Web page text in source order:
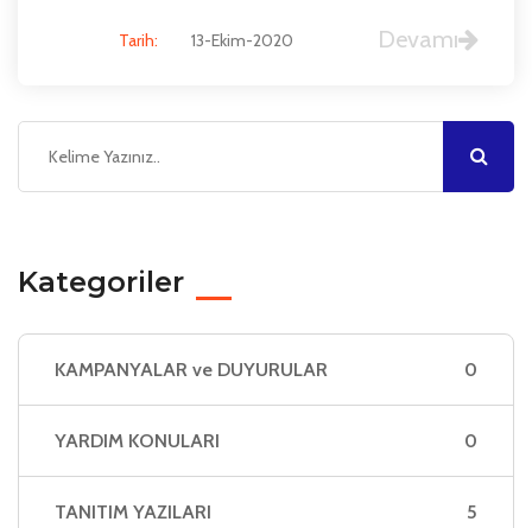
Tarih: 13-Ekim-2020 Devamı
Kategoriler
KAMPANYALAR ve DUYURULAR 0
YARDIM KONULARI 0
TANITIM YAZILARI 5